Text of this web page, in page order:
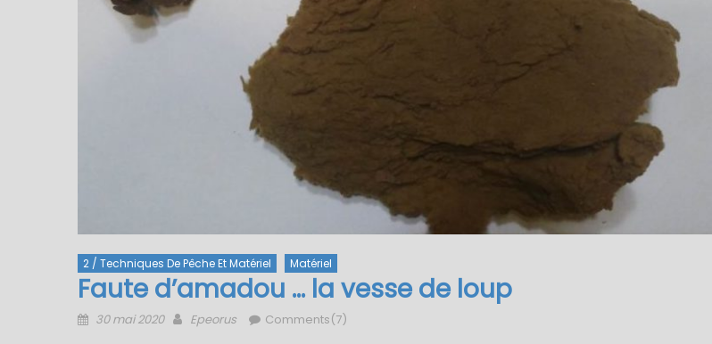
2 / Techniques De Pêche Et Matériel Matériel
Faute d’amadou … la vesse de loup
Posted
30 mai 2020 Author
Epeorus Comments(7)